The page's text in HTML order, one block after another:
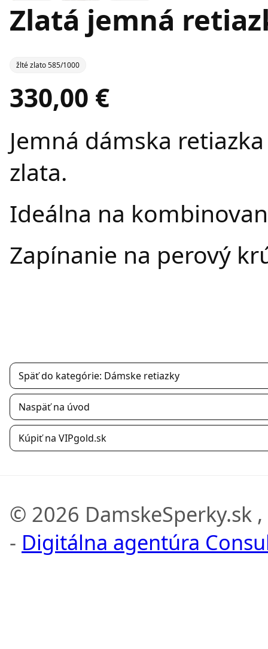
Zlatá jemná
žlté zlato 585/1000
330,00 €
Jemná dámska
zlata.
Ideálna na
Zapínanie na perový
Späť do kategórie: Dámske retiazky
Naspäť na úvod
Kúpiť na VIPgold.sk
© 2026 DamskeSperky.sk
- Digitálna agentúra